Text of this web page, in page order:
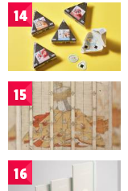
14
15
16